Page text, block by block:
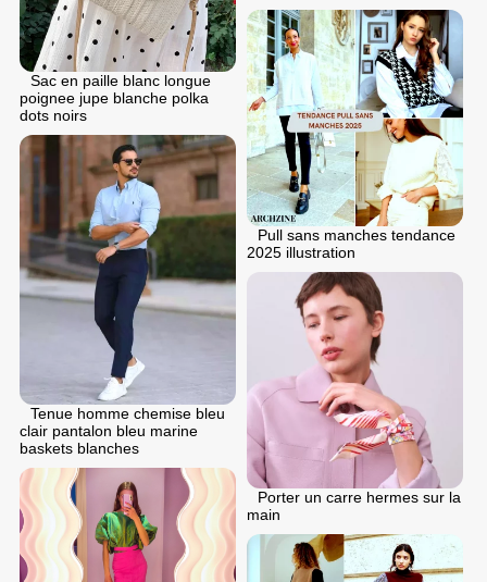
Sac en paille blanc longue
poignee jupe blanche polka
dots noirs
Pull sans manches tendance
2025 illustration
Tenue homme chemise bleu
clair pantalon bleu marine
baskets blanches
Porter un carre hermes sur la
main